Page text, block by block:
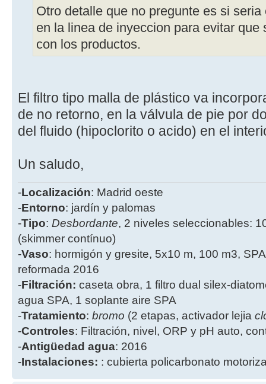
Otro detalle que no pregunte es si
en la linea de inyeccion para evitar
con los productos.
El filtro tipo malla de plástico va
de no retorno, en la válvula de pie por
del fluido (hipoclorito o acido) en el
Un saludo,
-Localización: Madrid oeste
-Entorno: jardín y palomas
-Tipo: Desbordante, 2 niveles seleccionables:
(skimmer contínuo)
-Vaso: hormigón y gresite, 5x10 m, 100 m3,
reformada 2016
-Filtración: caseta obra, 1 filtro dual silex-
agua SPA, 1 soplante aire SPA
-Tratamiento: bromo (2 etapas, activador lejia
-Controles: Filtración, nivel, ORP y pH auto,
-Antigüedad agua: 2016
-Instalaciones: : cubierta policarbonato